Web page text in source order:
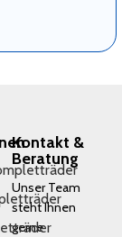
Kontakt &
Beratung
Unser Team
steht Ihnen
gerne